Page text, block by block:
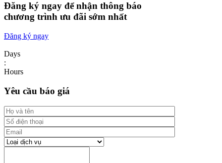
Đăng ký ngay để nhận thông báo
chương trình ưu đãi sớm nhất
Đăng ký ngay
Days
:
Hours
Yêu cầu báo giá